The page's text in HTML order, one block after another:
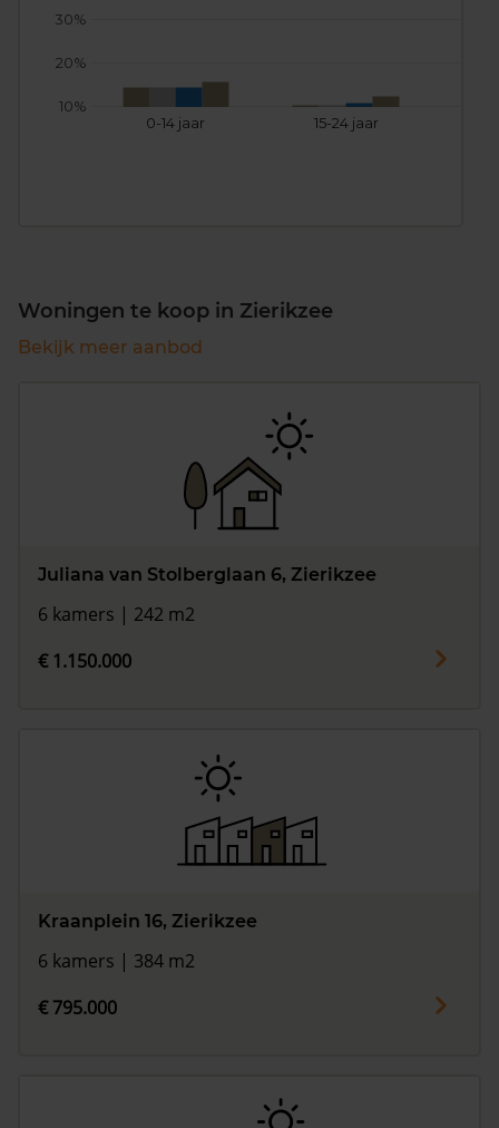
0-14 jaar 15-24 jaar
10%
20%
30%
Woningen te koop in Zierikzee
Bekijk meer aanbod
Juliana van Stolberglaan 6, Zierikzee
6 kamers | 242 m2
€ 1.150.000
Kraanplein 16, Zierikzee
6 kamers | 384 m2
€ 795.000